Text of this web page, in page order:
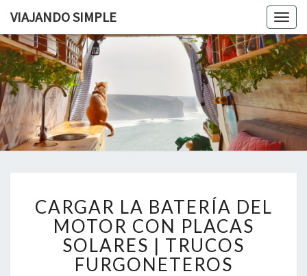
VIAJANDO SIMPLE
SIMPLE
Viviendo
En Un
Camión
Por
Europa
LA
BATERÍA
DEL
MOTOR
CON
CARGAR LA BATERÍA DEL
MOTOR CON PLACAS
SOLARES | TRUCOS
FURGONETEROS